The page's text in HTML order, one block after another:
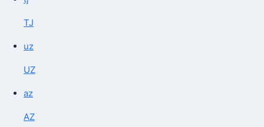
TJ
uz
UZ
az
AZ